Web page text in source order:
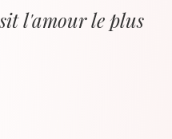
l'amour le plus